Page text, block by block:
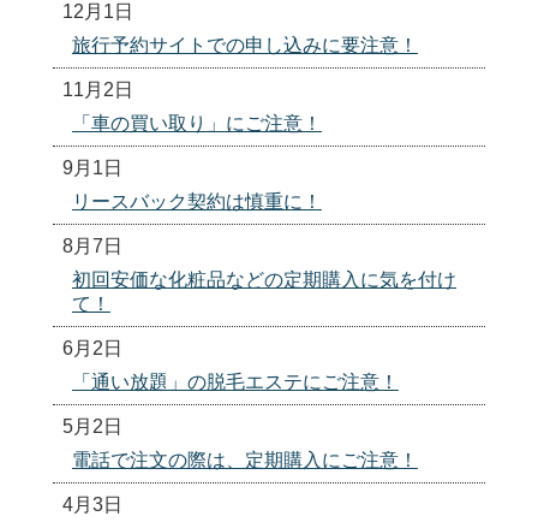
12月1日
旅行予約サイトでの申し込みに要注意！
11月2日
「車の買い取り」にご注意！
9月1日
リースバック契約は慎重に！
8月7日
初回安価な化粧品などの定期購入に気を付け
て！
6月2日
「通い放題」の脱毛エステにご注意！
5月2日
電話で注文の際は、定期購入にご注意！
4月3日